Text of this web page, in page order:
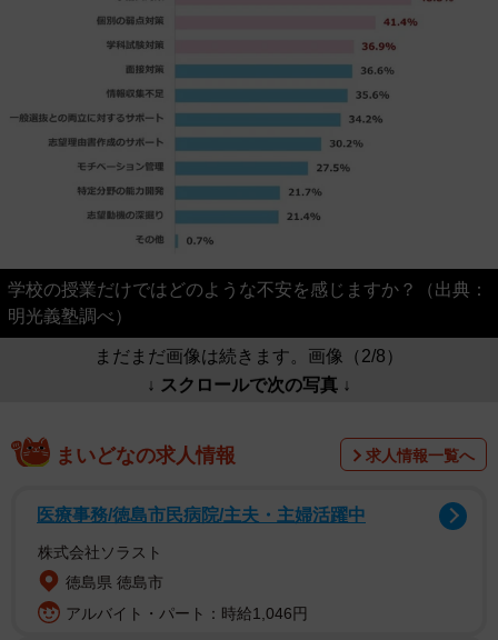
学校の授業だけではどのような不安を感じますか？（出典：
明光義塾調べ）
まだまだ画像は続きます。画像（2/8）
↓ スクロールで次の写真 ↓
まいどなの求人情報 求人情報一覧へ
医療事務/徳島市民病院/主夫・主婦活躍中
株式会社ソラスト
徳島県 徳島市
アルバイト・パート：時給1,046円